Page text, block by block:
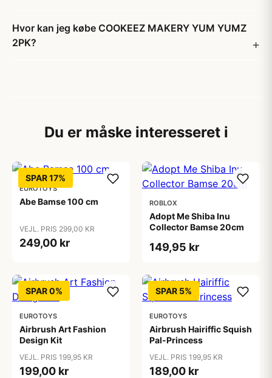
Hvor kan jeg købe COOKEEZ MAKERY YUM YUMZ
2PK?
Du er måske interesseret i
SPAR 17%
EUROTOYS
Abe Bamse 100 cm
VEJL. PRIS 299,00 KR
249,00 kr
ROBLOX
Adopt Me Shiba Inu
Collector Bamse 20cm
149,95 kr
SPAR 0%
EUROTOYS
Airbrush Art Fashion
Design Kit
VEJL. PRIS 199,95 KR
199,00 kr
SPAR 5%
EUROTOYS
Airbrush Hairiffic Squish
Pal-Princess
VEJL. PRIS 199,95 KR
189,00 kr